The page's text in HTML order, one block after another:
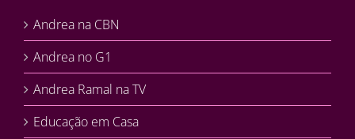
Andrea na CBN
Andrea no G1
Andrea Ramal na TV
Educação em Casa